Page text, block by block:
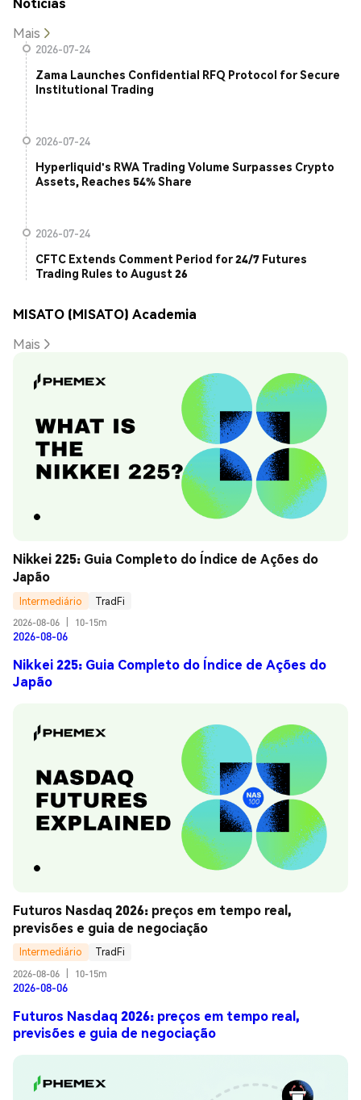
Mais
2026-07-24
Zama Launches Confidential RFQ Protocol for Secure
Institutional Trading
2026-07-24
Hyperliquid's RWA Trading Volume Surpasses Crypto
Assets, Reaches 54% Share
2026-07-24
CFTC Extends Comment Period for 24/7 Futures
Trading Rules to August 26
MISATO (MISATO) Academia
Mais
Nikkei 225: Guia Completo do Índice de Ações do
Japão
Intermediário
TradFi
2026-08-06
10-15m
2026-08-06
Nikkei 225: Guia Completo do Índice de Ações do
Japão
Futuros Nasdaq 2026: preços em tempo real,
previsões e guia de negociação
Intermediário
TradFi
2026-08-06
10-15m
2026-08-06
Futuros Nasdaq 2026: preços em tempo real,
previsões e guia de negociação